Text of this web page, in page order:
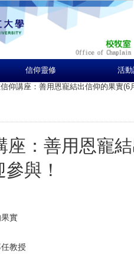
信仰靈修 活
仰講座：善用恩寵結出信仰的果實(6
座：善用恩寵
與！
實
教授